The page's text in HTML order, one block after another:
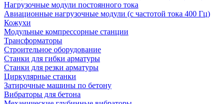
Нагрузочные модули постоянного тока
Авиационные нагрузочные модули (с частотой тока 400 Гц)
Кожухи
Модульные компрессорные станции
Трансформаторы
Строительное оборудование
Станки для гибки арматуры
Станки для резки арматуры
Циркулярные станки
Затирочные машины по бетону
Вибраторы для бетона